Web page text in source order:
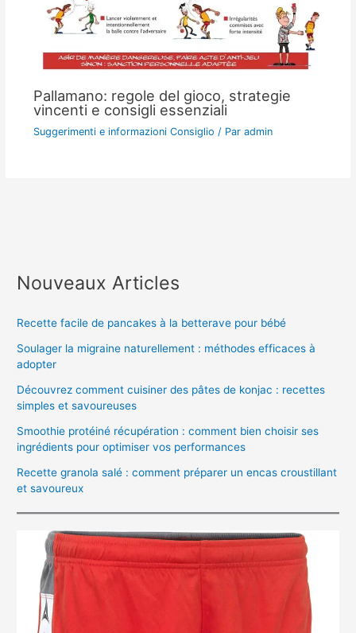
Pallamano: regole del gioco, strategie
vincenti e consigli essenziali
Suggerimenti e informazioni Consiglio / Par admin
Nouveaux Articles
Recette facile de pancakes à la betterave pour bébé
Soulager la migraine naturellement : méthodes efficaces à
adopter
Découvrez comment cuisiner des pâtes de konjac : recettes
simples et savoureuses
Smoothie protéiné récupération : comment bien choisir ses
ingrédients pour optimiser vos performances
Recette granola salé : comment préparer un encas croustillant
et savoureux